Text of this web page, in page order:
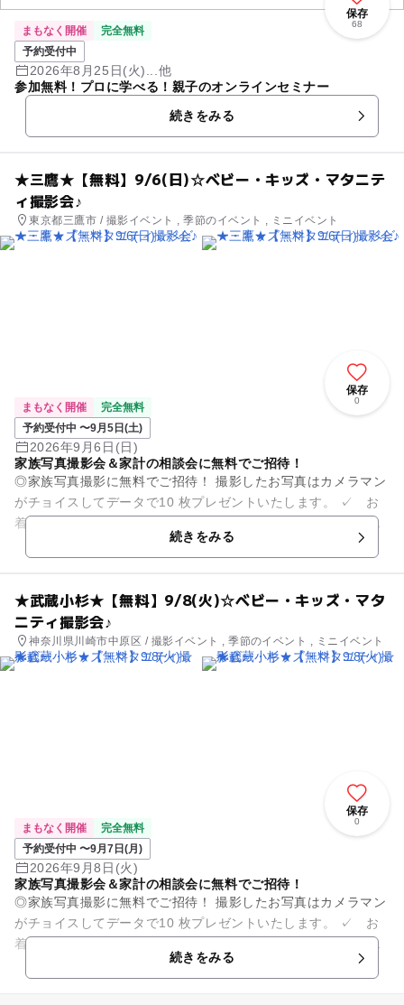
保存
68
まもなく開催
完全無料
予約受付中
2026年8月25日(火)...他
参加無料！プロに学べる！親子のオンラインセミナー
続きをみる
★三鷹★【無料】9/6(日)☆ベビー・キッズ・マタニテ
ィ撮影会♪
東京都三鷹市 / 撮影イベント , 季節のイベント , ミニイベント
保存
0
まもなく開催
完全無料
予約受付中 〜9月5日(土)
2026年9月6日(日)
家族写真撮影会＆家計の相談会に無料でご招待！
◎家族写真撮影に無料でご招待！ 撮影したお写真はカメラマン
がチョイスしてデータで10 枚プレゼントいたします。 ✓ お
着換えや衣装替えなども大歓迎！貸し切りでたっぷり撮影いた
続きをみる
★武蔵小杉★【無料】9/8(火)☆ベビー・キッズ・マタ
ニティ撮影会♪
神奈川県川崎市中原区 / 撮影イベント , 季節のイベント , ミニイベント
保存
0
まもなく開催
完全無料
予約受付中 〜9月7日(月)
2026年9月8日(火)
家族写真撮影会＆家計の相談会に無料でご招待！
◎家族写真撮影に無料でご招待！ 撮影したお写真はカメラマン
がチョイスしてデータで10 枚プレゼントいたします。 ✓ お
着換えや衣装替えなども大歓迎！貸し切りでたっぷり撮影いた
続きをみる